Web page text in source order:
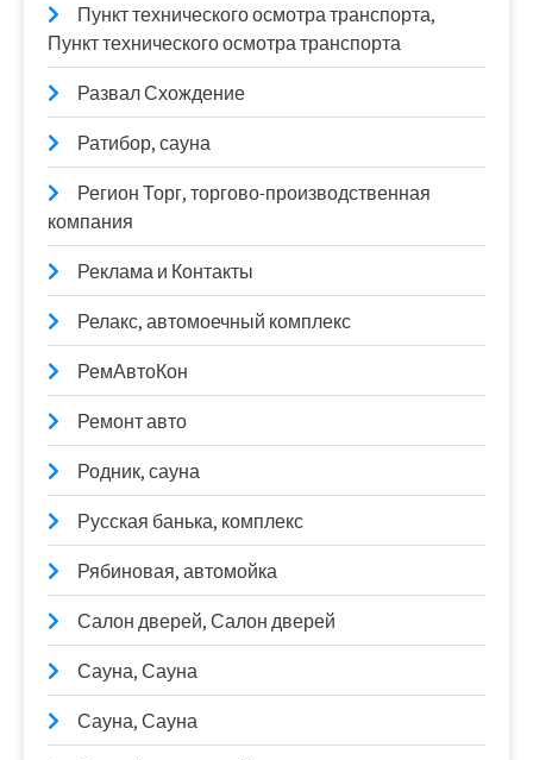
Пункт технического осмотра транспорта,
Пункт технического осмотра транспорта
Развал Схождение
Ратибор, сауна
Регион Торг, торгово-производственная
компания
Реклама и Контакты
Релакс, автомоечный комплекс
РемАвтоКон
Ремонт авто
Родник, сауна
Русская банька, комплекс
Рябиновая, автомойка
Салон дверей, Салон дверей
Сауна, Сауна
Сауна, Сауна